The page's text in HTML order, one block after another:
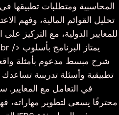
المحاسبية ومتطلبات تطبيقها
تحليل القوائم المالية، وفهم
للمعايير الدولية، مع التركيز
شرح مبسط مدعوم بأمثلة
تطبيقية وأسئلة تدريبية
في التعامل مع المعايير.
محترفًا يسعى لتطوير مهاراته،